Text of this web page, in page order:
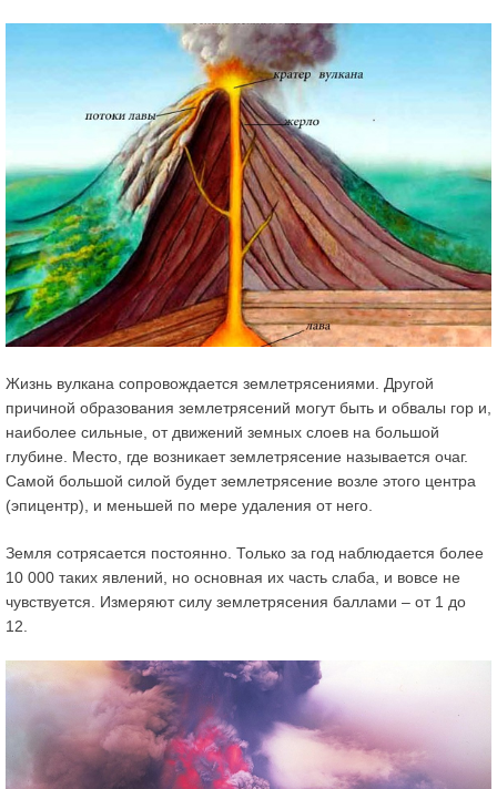
Жизнь вулкана сопровождается землетрясениями . Другой
причиной образования землетрясений могут быть и обвалы гор и,
наиболее сильные, от движений земных слоев на большой
глубине. Место, где возникает землетрясение называется очаг.
Самой большой силой будет землетрясение возле этого центра
(эпицентр), и меньшей по мере удаления от него.
Земля сотрясается постоянно. Только за год наблюдается более
10 000 таких явлений, но основная их часть слаба, и вовсе не
чувствуется. Измеряют силу землетрясения баллами – от 1 до
12.